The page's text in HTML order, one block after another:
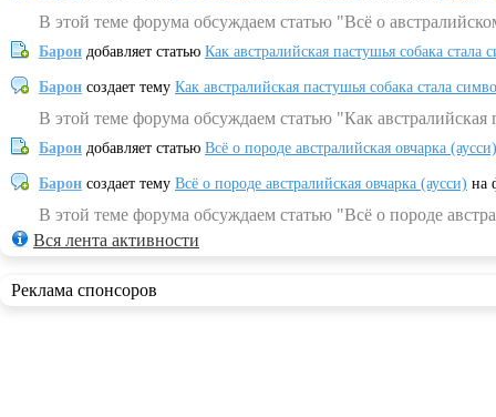
В этой теме форума обсуждаем статью "Всё о
Барон добавляет статью Как австралийская пастушья собака
Барон создает тему Как австралийская пастушья собака стала
В этой теме форума обсуждаем статью "Как
Барон добавляет статью Всё о породе австралийская овчарка (аусси)
Барон создает тему Всё о породе австралийская овчарка (аусси) на
В этой теме форума обсуждаем статью "Всё о породе
Вся лента активности
Реклама спонсоров